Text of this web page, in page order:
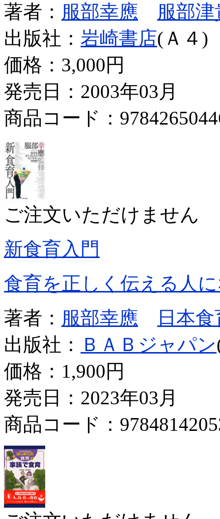
著者： 服部幸應
服部
出版社： 岩崎書店(Ａ４)
価格： 3,000円
発売日：2003年03月
商品コード：
ご注文いただけません
新食育入門
食育を正しく伝える人
著者： 服部幸應
日本
出版社：
ＢＡＢジャパン
価格： 1,900円
発売日：2023年03月
商品コード：